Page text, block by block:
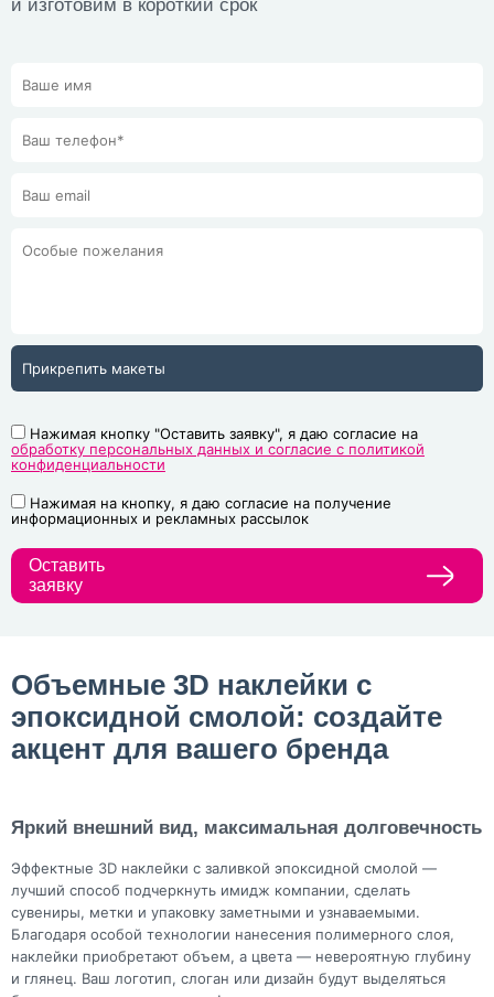
и изготовим в короткий срок
Прикрепить макеты
Нажимая кнопку "Оставить заявку", я даю согласие на
обработку персональных данных и согласие с политикой
конфиденциальности
Нажимая на кнопку, я даю согласие на получение
информационных и рекламных рассылок
Оставить
заявку
Объемные 3D наклейки с
эпоксидной смолой: создайте
акцент для вашего бренда
Яркий внешний вид, максимальная долговечность
Эффектные 3D наклейки с заливкой эпоксидной смолой —
лучший способ подчеркнуть имидж компании, сделать
сувениры, метки и упаковку заметными и узнаваемыми.
Благодаря особой технологии нанесения полимерного слоя,
наклейки приобретают объем, а цвета — невероятную глубину
и глянец. Ваш логотип, слоган или дизайн будут выделяться